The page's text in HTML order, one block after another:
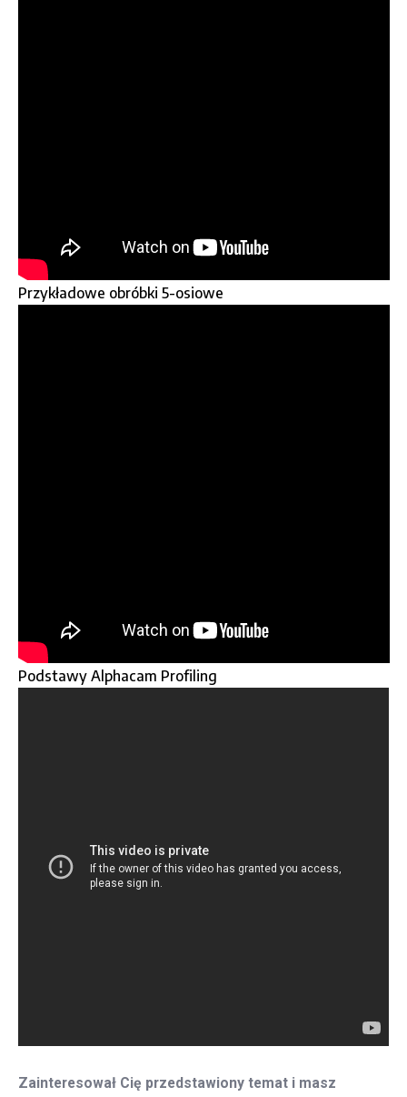
Przykładowe obróbki 5-osiowe
Podstawy Alphacam Profiling
Zainteresował Cię przedstawiony temat i masz